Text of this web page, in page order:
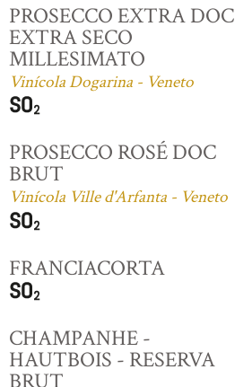
PROSECCO EXTRA DOC
EXTRA SECO
MILLESIMATO
Vinícola Dogarina - Veneto
PROSECCO ROSÉ DOC
BRUT
Vinícola Ville d'Arfanta - Veneto
FRANCIACORTA
CHAMPANHE -
HAUTBOIS - RESERVA